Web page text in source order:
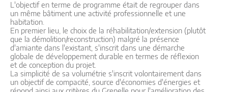
L'objectif en terme de programme était de regrouper dans
un même bâtiment une activité professionnelle et une
habitation.
En premier lieu, le choix de la réhabilitation/extension (plutôt
que la démolition/reconstruction) malgré la présence
d'amiante dans l'existant, s'inscrit dans une démarche
globale de développement durable en termes de réflexion
et de conception du projet.
La simplicité de sa volumétrie s'inscrit volontairement dans
un objectif de compacité, source d'économies d'énergies et